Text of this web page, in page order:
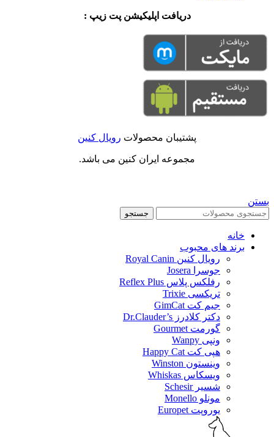
دریافت اپلیکیشن پت زیپ :
پشتیبان محصولات رویال کنین
مجموعه ایران کنین می باشد.
بستن
جستجو
خانه
برند های محبوب
رویال کنین Royal Canin
جوسرا Josera
رفلکس پلاس Reflex Plus
تریکسی Trixie
جیم کت GimCat
دکتر کلادرز Dr.Clauder’s
گورمت Gourmet
ونپی Wanpy
هپی کت Happy Cat
وینستون Winston
ویسکاس Whiskas
شسیر Schesir
مونلو Monello
یوروپت Europet